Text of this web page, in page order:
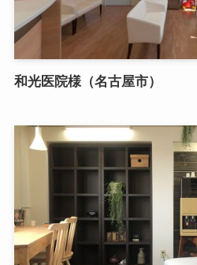
和光医院様（名古屋市）